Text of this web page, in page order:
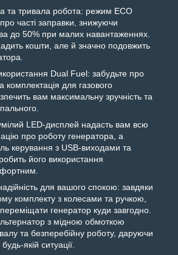
та тривала робота: режим ECO
часті заправки, знижуючи
до 50% при малих навантаженнях.
кошти, але й значно подовжить
Dual Fuel: забудьте про
для газового
вам максимальну зручність та
LED-дисплей надасть вам всю
про роботу генератора, а
керування з USB-виходами та
його використання
для вашого спокою: завдяки
комплекту з колесами та ручкою,
генератор куди завгодно.
з мідною обмоткою
та безперебійну роботу, даруючи
якій ситуації.